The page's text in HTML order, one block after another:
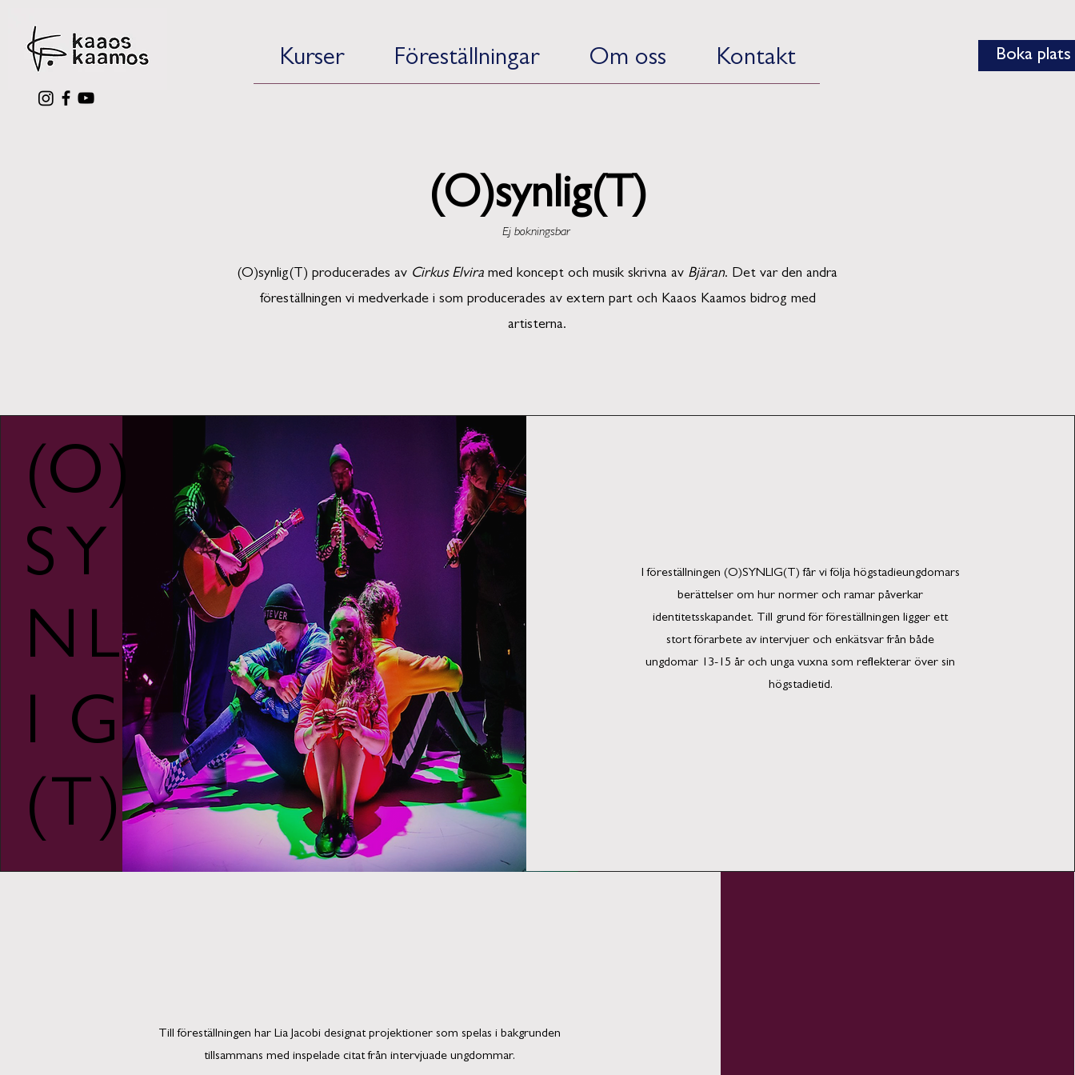
Kurser Föreställningar Om oss Kontakt Boka plats
(O)synlig(T)
Ej bokningsbar
(O)synlig(T) producerades av Cirkus Elvira med koncept och musik skrivna av Bjäran. Det var den andra
föreställningen vi medverkade i som producerades av extern part och Kaaos Kaamos bidrog med
artisterna.
(O )
S Y
N L
I G
( T)
I föreställningen (O)SYNLIG(T) får vi följa högstadieungdomars
berättelser om hur normer och ramar påverkar
identitetsskapandet. Till grund för föreställningen ligger ett
stort förarbete av intervjuer och enkätsvar från både
ungdomar 13-15 år och unga vuxna som reflekterar över sin
högstadietid.​​
Till föreställningen har Lia Jacobi designat projektioner som spelas i bakgrunden
tillsammans med inspelade citat från intervjuade ungdommar.